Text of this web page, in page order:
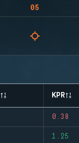
05
KPR
0.38
1.25